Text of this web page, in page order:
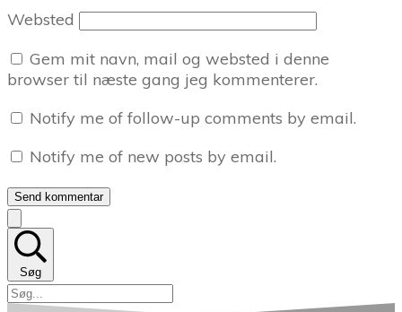
Websted
Gem mit navn, mail og websted i denne
browser til næste gang jeg kommenterer.
Notify me of follow-up comments by email.
Notify me of new posts by email.
Send kommentar
Søg